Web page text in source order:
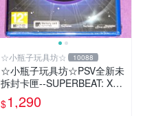
☆小瓶子玩具坊☆ 10088
☆小瓶子玩具坊☆PSV全新未
拆封卡匣--SUPERBEAT: XO
NiC 中文版
$1,290